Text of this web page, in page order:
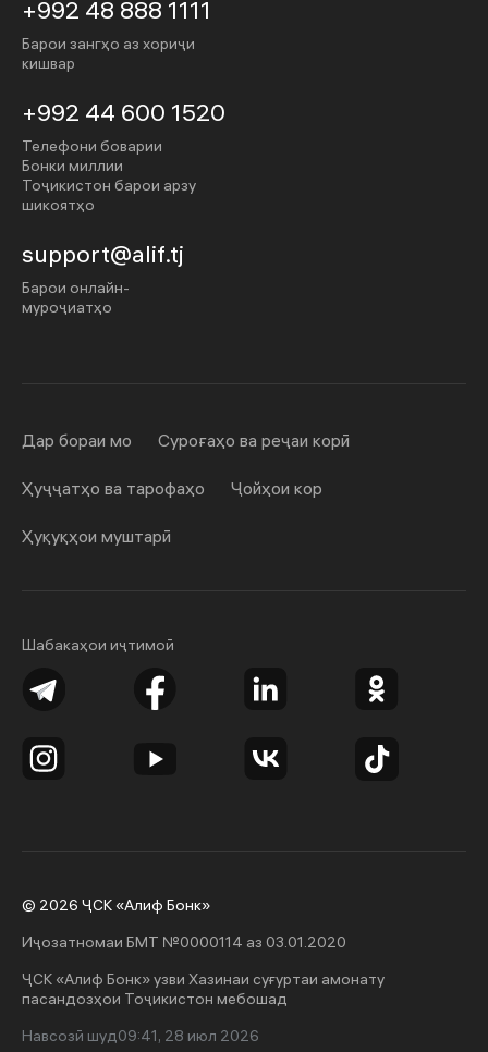
+992 48 888 1111
Барои зангҳо аз хориҷи
кишвар
+992 44 600 1520
Телефони боварии
Бонки миллии
Тоҷикистон барои арзу
шикоятҳо
support@alif.tj
Барои онлайн-
муроҷиатҳо
Шабакаҳои иҷтимоӣ
Дар бораи мо Суроғаҳо ва реҷаи корӣ
Ҳуҷҷатҳо ва тарофаҳо Ҷойҳои кор
Ҳуқуқҳои муштарӣ
© 2026 ҶСК «Алиф Бонк»
Иҷозатномаи БМТ №0000114 аз 03.01.2020
ҶСК «Алиф Бонк» узви Хазинаи суғуртаи амонату
пасандозҳои Тоҷикистон мебошад
Навсозӣ шуд09:41, 28 июл 2026